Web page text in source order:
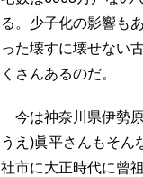
る。少子化の影響も
った壊すに壊せない
くさんあるのだ。
今は神奈川県伊勢
うえ)眞平さんもそん
社市に大正時代に曾